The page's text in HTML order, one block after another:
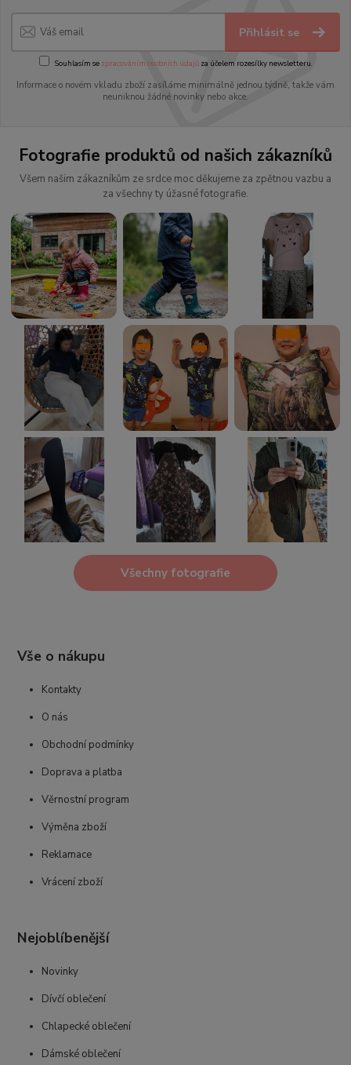
Přihlásit se
Souhlasím se zpracováním osobních údajůza účelem rozesílky newsletteru.
Informace o novém vkladu zboží zasíláme minimálně jednou týdně, takže vám
neuniknou žádné novinky nebo akce.
Fotografie produktů od našich zákazníků
Všem našim zákazníkům ze srdce moc děkujeme za zpětnou vazbu a
za všechny ty úžasné fotografie.
Všechny fotografie
Vše o nákupu
Kontakty
O nás
Obchodní podmínky
Doprava a platba
Věrnostní program
Výměna zboží
Reklamace
Vrácení zboží
Nejoblíbenější
Novinky
Dívčí oblečení
Chlapecké oblečení
Dámské oblečení